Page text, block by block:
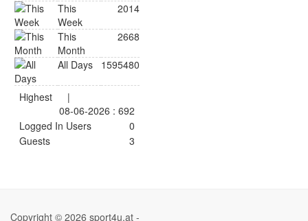
This
Week
2014
This
Month
2668
All Days 1595480
Highest
|
08-06-2026 : 692
Logged In Users
0
Guests
3
Copyright © 2026 sport4u.at -